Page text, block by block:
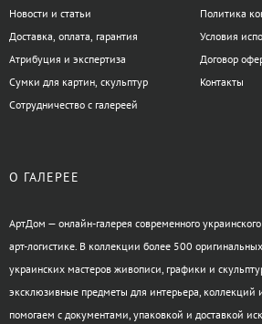
Новости и статьи
Доставка, оплата, гарантия
Атрибуция и экспертиза
Сумки для картин, скульптур
Сотрудничество с галереей
Политика
Условия
Договор
Контакты
О ГАЛЕРЕЕ
АртДом — онлайн-галерея современного
арт-логистике. В коллекции более 500
украинских мастеров живописи, графики и
эксклюзивные предметы для интерьера, коллекций
помогаем с документами, упаковкой и доставкой